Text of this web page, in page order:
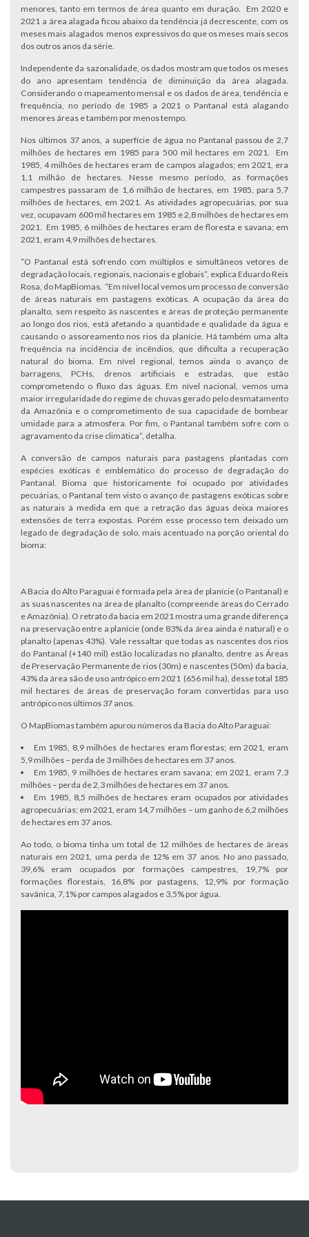
menores, tanto em termos de área quanto em duração. Em 2020 e
2021 a área alagada ficou abaixo da tendência já decrescente, com os
meses mais alagados menos expressivos do que os meses mais secos
dos outros anos da série.
Independente da sazonalidade, os dados mostram que todos os meses
do ano apresentam tendência de diminuição da área alagada.
Considerando o mapeamento mensal e os dados de área, tendência e
frequência, no período de 1985 a 2021 o Pantanal está alagando
menores áreas e também por menos tempo.
Nos últimos 37 anos, a superfície de água no Pantanal passou de 2,7
milhões de hectares em 1985 para 500 mil hectares em 2021. Em
1985, 4 milhões de hectares eram de campos alagados; em 2021, era
1,1 milhão de hectares. Nesse mesmo período, as formações
campestres passaram de 1,6 milhão de hectares, em 1985, para 5,7
milhões de hectares, em 2021. As atividades agropecuárias, por sua
vez, ocupavam 600 mil hectares em 1985 e 2,8 milhões de hectares em
2021. Em 1985, 6 milhões de hectares eram de floresta e savana; em
2021, eram 4,9 milhões de hectares.
“O Pantanal está sofrendo com múltiplos e simultâneos vetores de
degradação locais, regionais, nacionais e globais”, explica Eduardo Reis
Rosa, do MapBiomas. “Em nível local vemos um processo de conversão
de áreas naturais em pastagens exóticas. A ocupação da área do
planalto, sem respeito às nascentes e áreas de proteção permanente
ao longo dos rios, está afetando a quantidade e qualidade da água e
causando o assoreamento nos rios da planície. Há também uma alta
frequência na incidência de incêndios, que dificulta a recuperação
natural do bioma. Em nível regional, temos ainda o avanço de
barragens, PCHs, drenos artificiais e estradas, que estão
comprometendo o fluxo das águas. Em nível nacional, vemos uma
maior irregularidade do regime de chuvas gerado pelo desmatamento
da Amazônia e o comprometimento de sua capacidade de bombear
umidade para a atmosfera. Por fim, o Pantanal também sofre com o
agravamento da crise climática”, detalha.
A conversão de campos naturais para pastagens plantadas com
espécies exóticas é emblemático do processo de degradação do
Pantanal. Bioma que historicamente foi ocupado por atividades
pecuárias, o Pantanal tem visto o avanço de pastagens exóticas sobre
as naturais à medida em que a retração das águas deixa maiores
extensões de terra expostas. Porém esse processo tem deixado um
legado de degradação de solo, mais acentuado na porção oriental do
bioma:
A Bacia do Alto Paraguai é formada pela área de planície (o Pantanal) e
as suas nascentes na área de planalto (compreende áreas do Cerrado
e Amazônia). O retrato da bacia em 2021 mostra uma grande diferença
na preservação entre a planície (onde 83% da área ainda é natural) e o
planalto (apenas 43%). Vale ressaltar que todas as nascentes dos rios
do Pantanal (+140 mil) estão localizadas no planalto, dentre as Áreas
de Preservação Permanente de rios (30m) e nascentes (50m) da bacia,
43% da área são de uso antrópico em 2021 (656 mil ha), desse total 185
mil hectares de áreas de preservação foram convertidas para uso
antrópico nos últimos 37 anos.
O MapBiomas também apurou números da Bacia do Alto Paraguai:
Em 1985, 8,9 milhões de hectares eram florestas; em 2021, eram
5,9 milhões – perda de 3 milhões de hectares em 37 anos.
Em 1985, 9 milhões de hectares eram savana; em 2021, eram 7,3
milhões – perda de 2,3 milhões de hectares em 37 anos.
Em 1985, 8,5 milhões de hectares eram ocupados por atividades
agropecuárias; em 2021, eram 14,7 milhões – um ganho de 6,2 milhões
de hectares em 37 anos.
Ao todo, o bioma tinha um total de 12 milhões de hectares de áreas
naturais em 2021, uma perda de 12% em 37 anos. No ano passado,
39,6% eram ocupados por formações campestres, 19,7% por
formações florestais, 16,8% por pastagens, 12,9% por formação
savânica, 7,1% por campos alagados e 3,5% por água.